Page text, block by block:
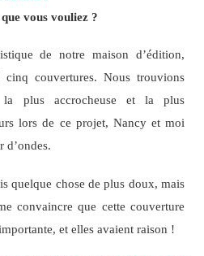
vous vouliez ?
de notre maison d’édition,
couvertures. Nous trouvions
plus accrocheuse et la plus
lors de ce projet, Nancy et moi
d’ondes.
quelque chose de plus doux, mais
convaincre que cette couverture
et elles avaient raison !